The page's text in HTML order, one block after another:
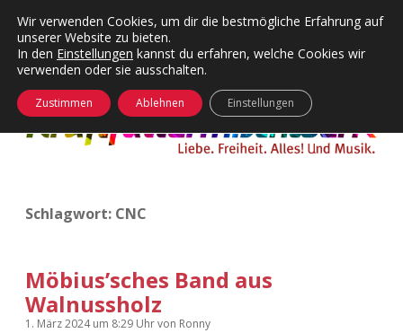
Kategorien
Menü
24 Hours Chilling
Die Wende
Kopfkinomusik
KFMW-Disco
Dates
öffnen
Adventskalender 2010
facebook
öffnen
Schlagwort: CNC
Möbius’sches Band aus
Walnussholz
1. März 2024um 8:29 Uhrvon Ronny
Wir verwenden Cookies, um dir die bestmögliche Erfahrung auf
unserer Website zu bieten.
In den Einstellungen kannst du erfahren, welche Cookies wir
verwenden oder sie ausschalten.
Zustimmen Ablehnen Einstellungen